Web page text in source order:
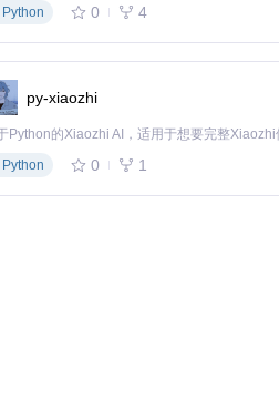
、排队状态和最终订单信息
负载差异不超过20%）。在2025年春
Python
0 4
py-xiaozhi
Python
0 1